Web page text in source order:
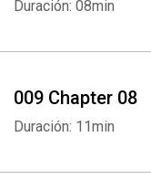
Duración: 08min
009 Chapter 08
Duración: 11min